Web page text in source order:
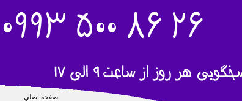
صفحه اصلي